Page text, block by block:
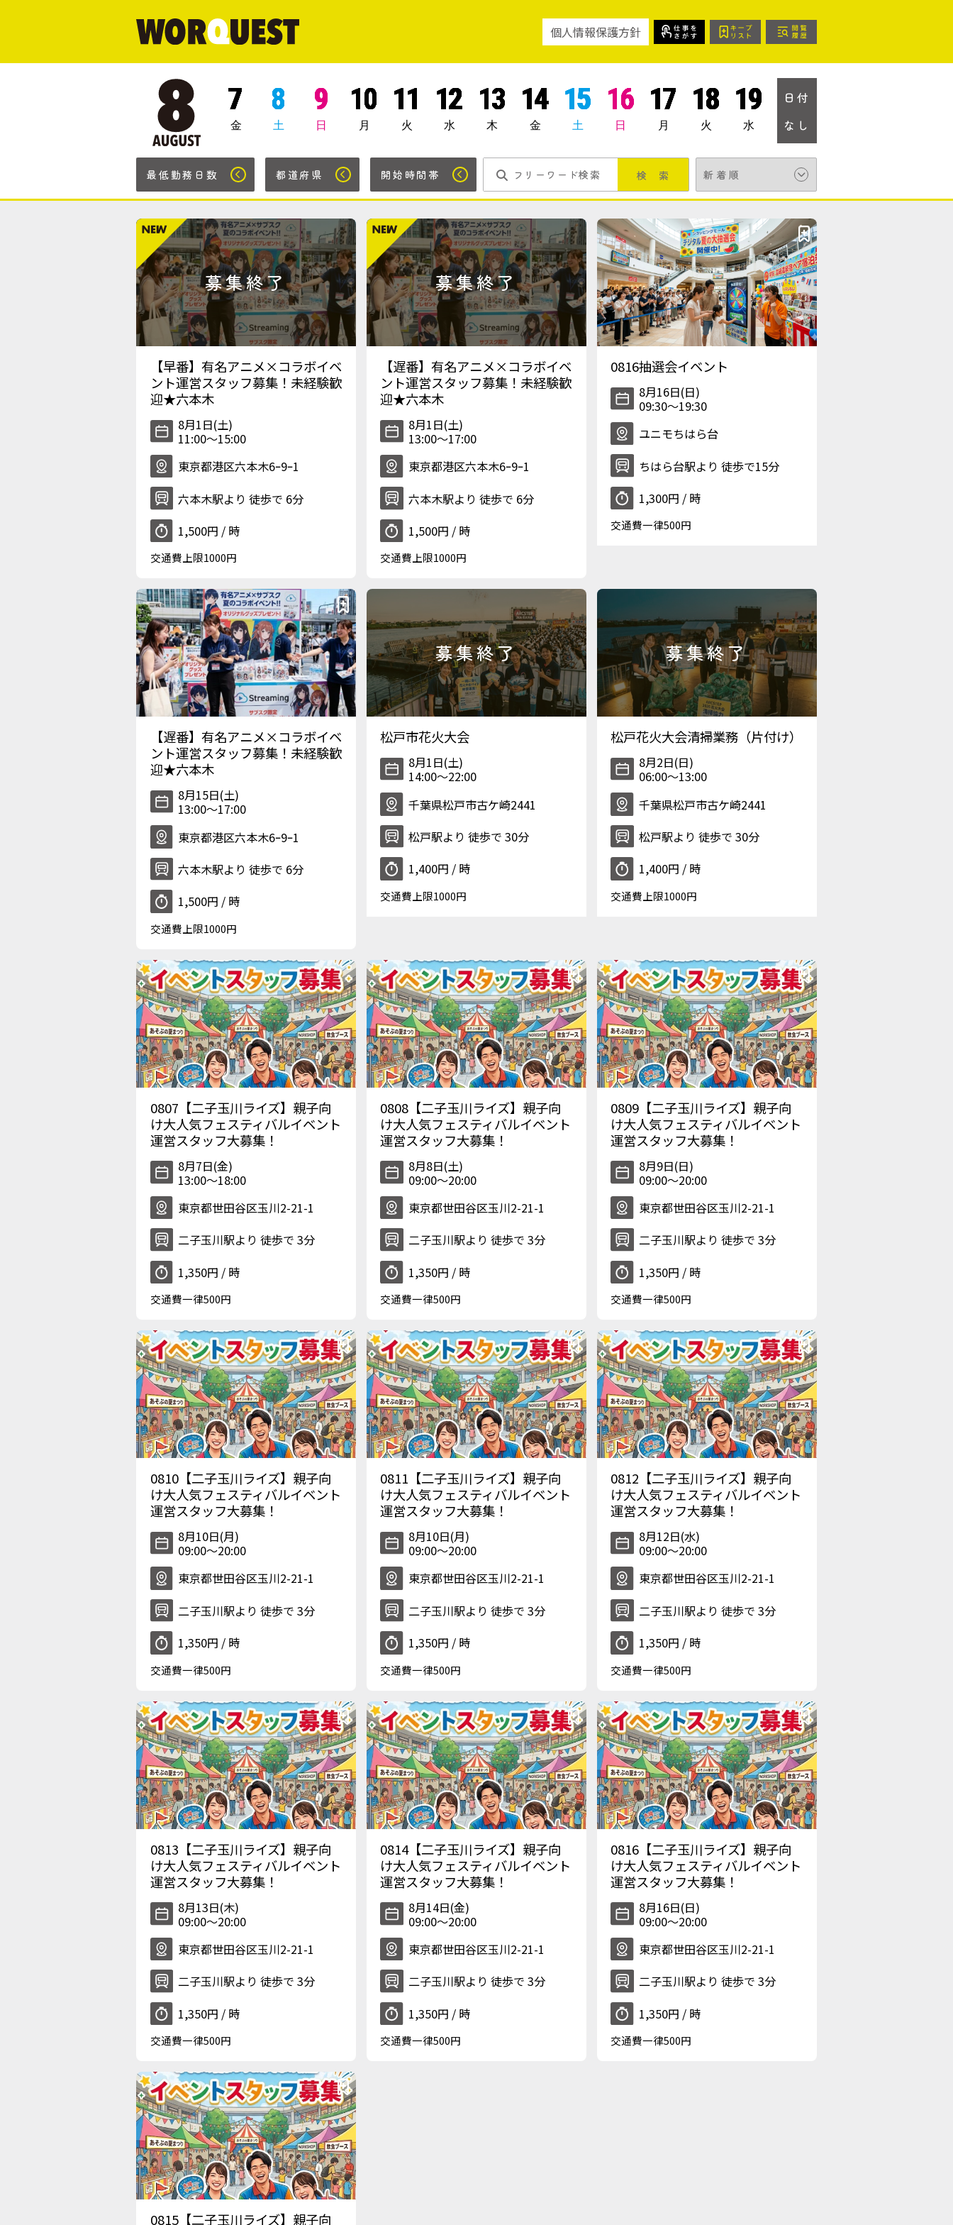
個人情報保護方針
7
金
8
土
9
日
10
月
11
火
12
水
13
木
14
金
15
土
16
日
17
月
18
火
19
水
日付
なし
最低勤務日数 都道府県 開始時間帯 検 索
【早番】有名アニメ×コラボイベ
ント運営スタッフ募集！未経験歓
迎★六本木
8月1日(土)
11:00〜15:00
東京都港区六本木6ｰ9ｰ1
六本木駅より 徒歩で 6分
1,500円 / 時
交通費上限1000円
【遅番】有名アニメ×コラボイベ
ント運営スタッフ募集！未経験歓
迎★六本木
8月1日(土)
13:00〜17:00
東京都港区六本木6ｰ9ｰ1
六本木駅より 徒歩で 6分
1,500円 / 時
交通費上限1000円
0816抽選会イベント
8月16日(日)
09:30〜19:30
ユニモちはら台
ちはら台駅より 徒歩で15分
1,300円 / 時
交通費一律500円
【遅番】有名アニメ×コラボイベ
ント運営スタッフ募集！未経験歓
迎★六本木
8月15日(土)
13:00〜17:00
東京都港区六本木6ｰ9ｰ1
六本木駅より 徒歩で 6分
1,500円 / 時
交通費上限1000円
松戸市花火大会
8月1日(土)
14:00〜22:00
千葉県松戸市古ケ崎2441
松戸駅より 徒歩で 30分
1,400円 / 時
交通費上限1000円
松戸花火大会清掃業務（片付け）
8月2日(日)
06:00〜13:00
千葉県松戸市古ケ崎2441
松戸駅より 徒歩で 30分
1,400円 / 時
交通費上限1000円
0807【二子玉川ライズ】親子向
け大人気フェスティバルイベント
運営スタッフ大募集！
8月7日(金)
13:00〜18:00
東京都世田谷区玉川2-21-1
二子玉川駅より 徒歩で 3分
1,350円 / 時
交通費一律500円
0808【二子玉川ライズ】親子向
け大人気フェスティバルイベント
運営スタッフ大募集！
8月8日(土)
09:00〜20:00
東京都世田谷区玉川2-21-1
二子玉川駅より 徒歩で 3分
1,350円 / 時
交通費一律500円
0809【二子玉川ライズ】親子向
け大人気フェスティバルイベント
運営スタッフ大募集！
8月9日(日)
09:00〜20:00
東京都世田谷区玉川2-21-1
二子玉川駅より 徒歩で 3分
1,350円 / 時
交通費一律500円
0810【二子玉川ライズ】親子向
け大人気フェスティバルイベント
運営スタッフ大募集！
8月10日(月)
09:00〜20:00
東京都世田谷区玉川2-21-1
二子玉川駅より 徒歩で 3分
1,350円 / 時
交通費一律500円
0811【二子玉川ライズ】親子向
け大人気フェスティバルイベント
運営スタッフ大募集！
8月10日(月)
09:00〜20:00
東京都世田谷区玉川2-21-1
二子玉川駅より 徒歩で 3分
1,350円 / 時
交通費一律500円
0812【二子玉川ライズ】親子向
け大人気フェスティバルイベント
運営スタッフ大募集！
8月12日(水)
09:00〜20:00
東京都世田谷区玉川2-21-1
二子玉川駅より 徒歩で 3分
1,350円 / 時
交通費一律500円
0813【二子玉川ライズ】親子向
け大人気フェスティバルイベント
運営スタッフ大募集！
8月13日(木)
09:00〜20:00
東京都世田谷区玉川2-21-1
二子玉川駅より 徒歩で 3分
1,350円 / 時
交通費一律500円
0814【二子玉川ライズ】親子向
け大人気フェスティバルイベント
運営スタッフ大募集！
8月14日(金)
09:00〜20:00
東京都世田谷区玉川2-21-1
二子玉川駅より 徒歩で 3分
1,350円 / 時
交通費一律500円
0816【二子玉川ライズ】親子向
け大人気フェスティバルイベント
運営スタッフ大募集！
8月16日(日)
09:00〜20:00
東京都世田谷区玉川2-21-1
二子玉川駅より 徒歩で 3分
1,350円 / 時
交通費一律500円
0815【二子玉川ライズ】親子向